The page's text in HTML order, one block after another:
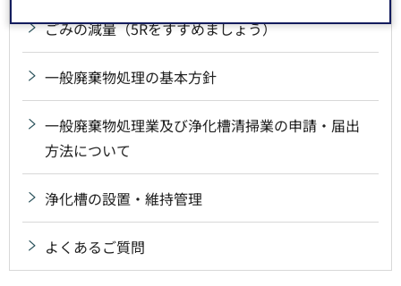
ごみの減量（5Rをすすめましょう）
一般廃棄物処理の基本方針
一般廃棄物処理業及び浄化槽清掃業の申請・届出
方法について
浄化槽の設置・維持管理
よくあるご質問